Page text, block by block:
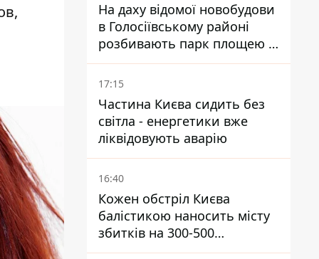
На даху відомої новобудови
в Голосіївському районі
розбивають парк площею в
гектар
17:15
Частина Києва сидить без
світла - енергетики вже
ліквідовують аварію
16:40
Кожен обстріл Києва
балістикою наносить місту
збитків на 300-500
мільйонів - Петро